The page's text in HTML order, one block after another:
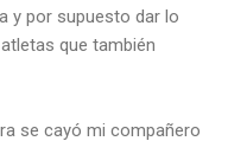
y por supuesto dar lo
que también
se cayó mi compañero